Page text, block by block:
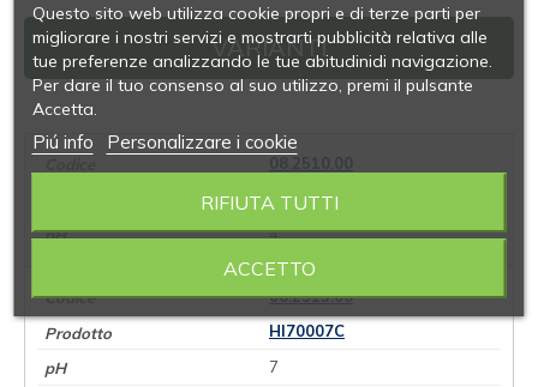
VARIANTI
08.2510.00
HI70004C
4
08.2515.00
HI70007C
7
Questo sito web utilizza cookie propri e di terze parti per
migliorare i nostri servizi e mostrarti pubblicità relativa alle
tue preferenze analizzando le tue abitudinidi navigazione.
Per dare il tuo consenso al suo utilizzo, premi il pulsante
Accetta.
Piú info Personalizzare i cookie
RIFIUTA TUTTI
ACCETTO